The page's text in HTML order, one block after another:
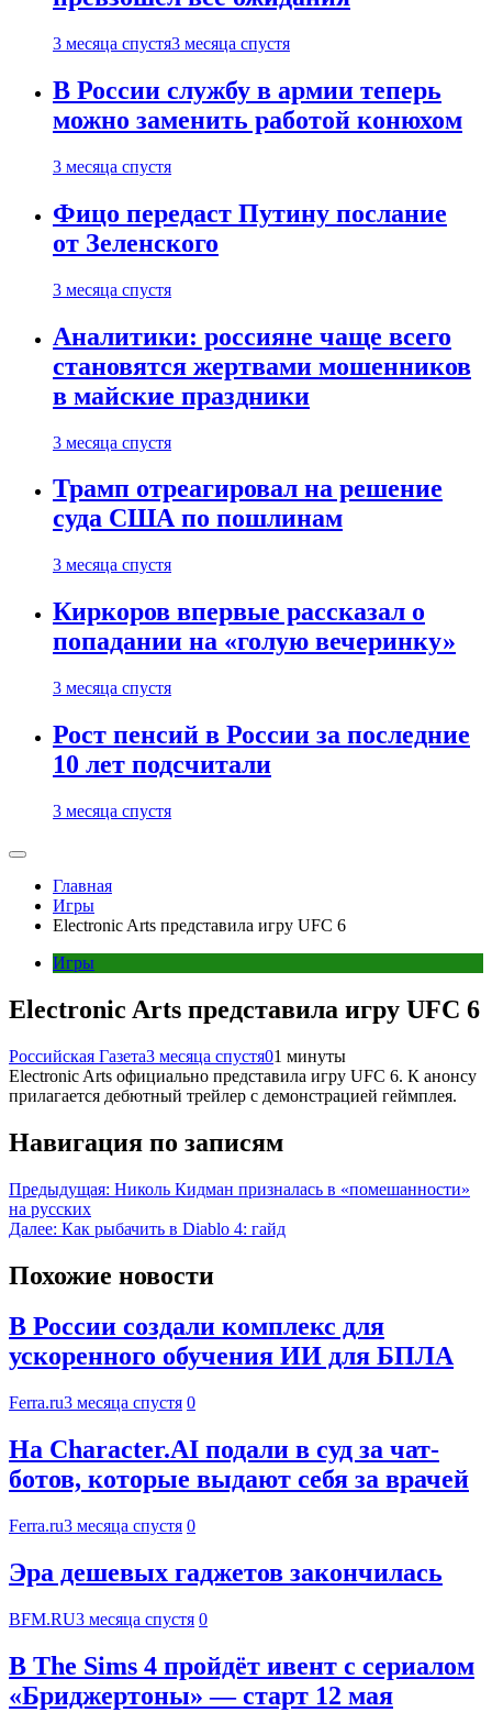
3 месяца спустя3 месяца спустя
В России службу в армии теперь
можно заменить работой конюхом
3 месяца спустя
Фицо передаст Путину послание
от Зеленского
3 месяца спустя
Аналитики: россияне чаще всего
становятся жертвами мошенников
в майские праздники
3 месяца спустя
Трамп отреагировал на решение
суда США по пошлинам
3 месяца спустя
Киркоров впервые рассказал о
попадании на «голую вечеринку»
3 месяца спустя
Рост пенсий в России за последние
10 лет подсчитали
3 месяца спустя
Главная
Игры
Electronic Arts представила игру UFC 6
Игры
Electronic Arts представила игру UFC 6
Российская Газета3 месяца спустя01 минуты
Electronic Arts официально представила игру UFC 6. К анонсу
прилагается дебютный трейлер с демонстрацией геймплея.
Навигация по записям
Предыдущая: Николь Кидман призналась в «помешанности»
на русских
Далее: Как рыбачить в Diablo 4: гайд
Похожие новости
В России создали комплекс для
ускоренного обучения ИИ для БПЛА
Ferra.ru3 месяца спустя 0
На Character.AI подали в суд за чат-
ботов, которые выдают себя за врачей
Ferra.ru3 месяца спустя 0
Эра дешевых гаджетов закончилась
BFM.RU3 месяца спустя 0
В The Sims 4 пройдёт ивент с сериалом
«Бриджертоны» — старт 12 мая